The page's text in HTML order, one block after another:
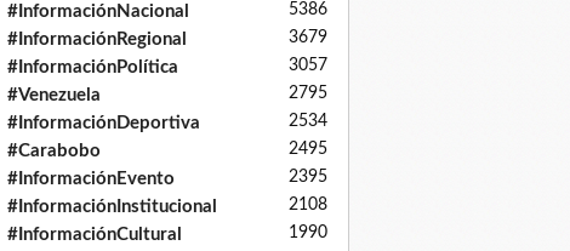
#InformaciónNacional 5386
#InformaciónRegional 3679
#InformaciónPolítica 3057
#Venezuela 2795
#InformaciónDeportiva 2534
#Carabobo 2495
#InformaciónEvento 2395
#InformaciónInstitucional 2108
#InformaciónCultural 1990